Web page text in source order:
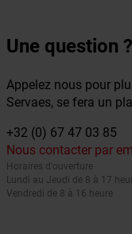
Une question ?
Appelez nous pour
Servaes, se fera un
+32 (0) 67 47 03 85
Nous contacter par
Horaires d'ouverture
Lundi au Jeudi de 8 à 17
Vendredi de 8 à 16 heure